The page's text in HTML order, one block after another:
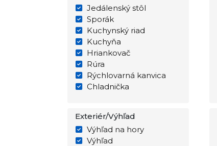
Jedálenský stôl
Sporák
Kuchynský riad
Kuchyňa
Hriankovač
Rúra
Rýchlovarná kanvica
Chladnička
Exteriér/Výhľad
Výhľad na hory
Výhľad